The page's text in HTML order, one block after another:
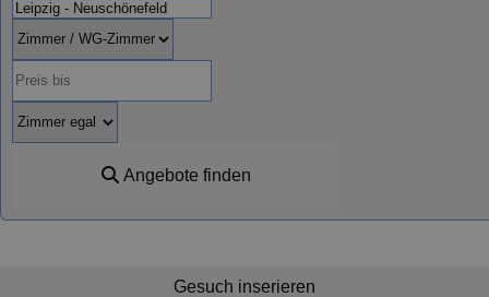
Angebote finden
Gesuch inserieren